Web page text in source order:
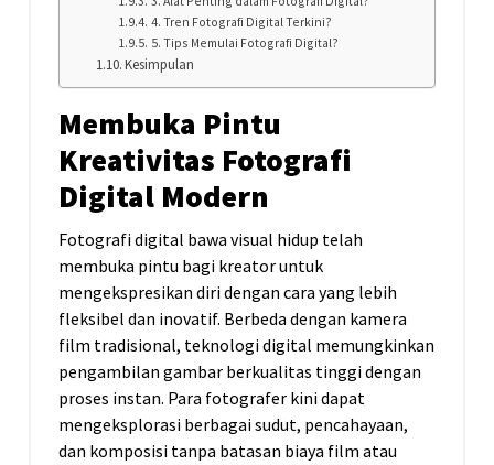
4. Tren Fotografi Digital Terkini?
5. Tips Memulai Fotografi Digital?
Kesimpulan
Membuka Pintu
Kreativitas Fotografi
Digital Modern
Fotografidigital bawa visual hidup telah
membuka pintu bagi kreator untuk
mengekspresikan diri dengan cara yang lebih
fleksibel dan inovatif. Berbeda dengan kamera
film tradisional, teknologi digital memungkinkan
pengambilan gambar berkualitas tinggi dengan
proses instan. Para fotografer kini dapat
mengeksplorasi berbagai sudut, pencahayaan,
dan komposisi tanpa batasan biaya film atau